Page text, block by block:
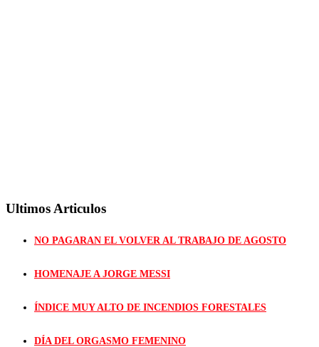
Ultimos Articulos
NO PAGARAN EL VOLVER AL TRABAJO DE AGOSTO
HOMENAJE A JORGE MESSI
ÍNDICE MUY ALTO DE INCENDIOS FORESTALES
DÍA DEL ORGASMO FEMENINO